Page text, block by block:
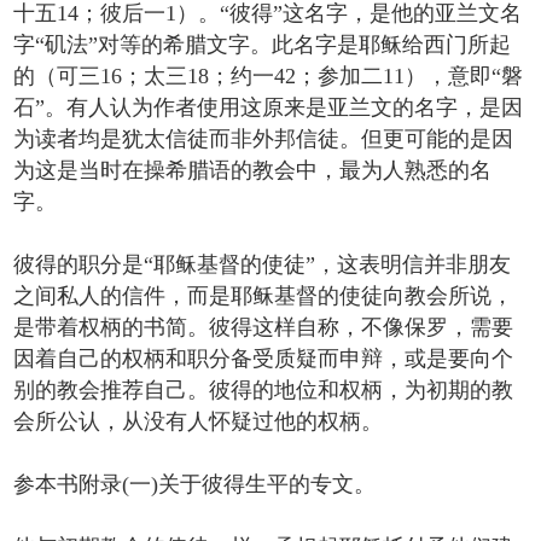
十五14；彼后一1）。“彼得”这名字，是他的亚兰文名
字“矶法”对等的希腊文字。此名字是耶稣给西门所起
的（可三16；太三18；约一42；参加二11），意即“磐
石”。有人认为作者使用这原来是亚兰文的名字，是因
为读者均是犹太信徒而非外邦信徒。但更可能的是因
为这是当时在操希腊语的教会中，最为人熟悉的名
字。
彼得的职分是“耶稣基督的使徒”，这表明信并非朋友
之间私人的信件，而是耶稣基督的使徒向教会所说，
是带着权柄的书简。彼得这样自称，不像保罗，需要
因着自己的权柄和职分备受质疑而申辩，或是要向个
别的教会推荐自己。彼得的地位和权柄，为初期的教
会所公认，从没有人怀疑过他的权柄。
参本书附录(一)关于彼得生平的专文。